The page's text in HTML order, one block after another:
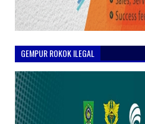
GEMPUR ROKOK ILEGAL